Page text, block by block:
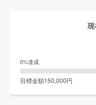
0%達成
目標金額150,000円